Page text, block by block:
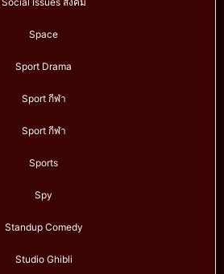
Space
Sport Drama
Sport กีฬา
Sport กีฬา
Sports
Spy
Standup Comedy
Studio Ghibli